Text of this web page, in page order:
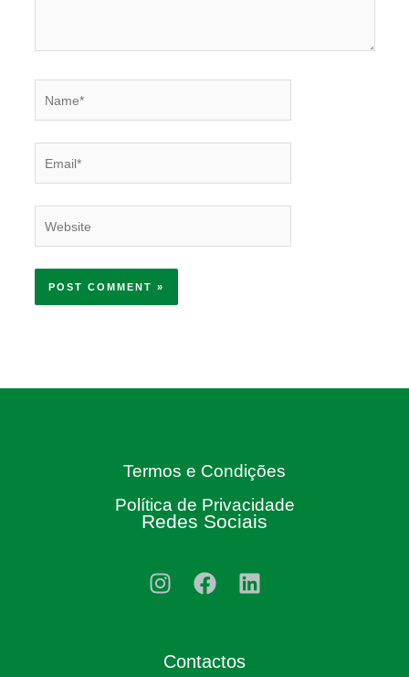
Termos e Condições
Política de Privacidade
Redes Sociais
Contactos